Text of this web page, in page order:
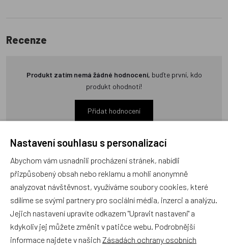
Recenze
Produkt zatím nemá žádné hodnocení, buďte první, kdo
produkt ohodnotí!
Přidat hodnocení
Zboží se stejným motivem
VIGA, Dřevěná vkládačka -
Noemova Archa
Balanční archa
Nastavení souhlasu s personalizací
Abychom vám usnadnili procházení stránek, nabídli
přizpůsobený obsah nebo reklamu a mohli anonymně
analyzovat návštěvnost, využíváme soubory cookies, které
sdílíme se svými partnery pro sociální média, inzerci a analýzu.
Jejich nastavení upravíte odkazem "Upravit nastavení" a
kdykoliv jej můžete změnit v patičce webu. Podrobnější
informace najdete v našich Zásadách ochrany osobních